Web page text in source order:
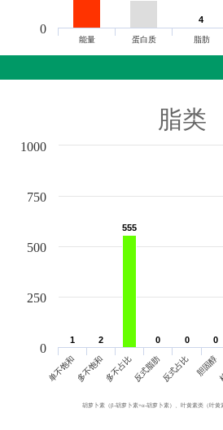
4
4
能量 蛋白质 脂肪
0
脂类
胡萝卜素（β-胡萝卜素+α-胡萝卜素）、叶黄素类（叶黄
1
1 2
2
555
555
0
0 0
0 0
0
单不饱和多不饱和多不占比反式脂肪反式占比 胆固醇
0
250
500
750
1000